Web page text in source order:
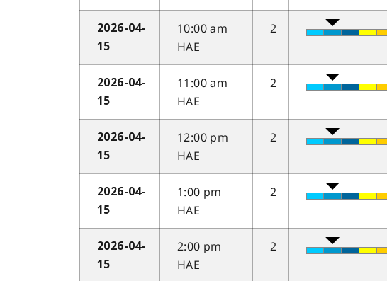
2026-04-
15
10:00 am
HAE
2
2026-04-
15
11:00 am
HAE
2
2026-04-
15
12:00 pm
HAE
2
2026-04-
15
1:00 pm
HAE
2
2026-04-
15
2:00 pm
HAE
2